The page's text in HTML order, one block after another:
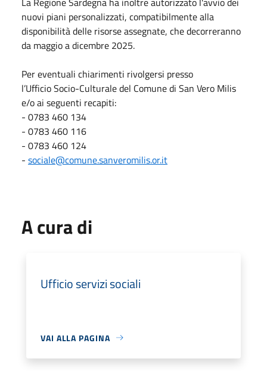
nuovi piani personalizzati, compatibilmente alla
disponibilità delle risorse assegnate, che decorreranno
da maggio a dicembre 2025.
Per eventuali chiarimenti rivolgersi presso
l’Ufficio Socio-Culturale del Comune di San Vero Milis
e/o ai seguenti recapiti:
- 0783 460 134
- 0783 460 116
- 0783 460 124
- sociale@comune.sanveromilis.or.it
A cura di
Ufficio servizi sociali
VAI ALLA PAGINA